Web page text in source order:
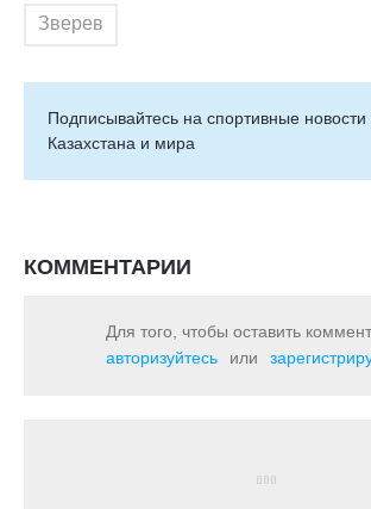
Зверев
Подписывайтесь на cпортивные новости
Казахстана и мира
КОММЕНТАРИИ
Для того, чтобы оставить
авторизуйтесь
или